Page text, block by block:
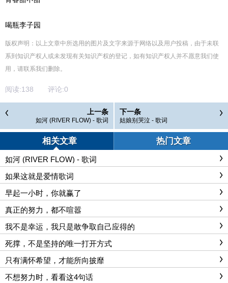
喝瓶李子园
版权声明：以上文章中所选用的图片及文字来源于网络以及用户投稿，由于未联
系到知识产权人或未发现有关知识产权的登记，如有知识产权人并不愿意我们使
用，请联系我们删除。
阅读:138 评论:0
上一条
如河 (RIVER FLOW) - 歌词
下一条
姑娘别哭泣 - 歌词
相关文章 热门文章
如河 (RIVER FLOW) - 歌词
如果这就是爱情歌词
早起一小时，你就赢了
真正的努力，都不喧嚣
我不是幸运，我只是敢争取自己应得的
死撑，不是坚持的唯一打开方式
只有满怀希望，才能所向披靡
不想努力时，看看这4句话